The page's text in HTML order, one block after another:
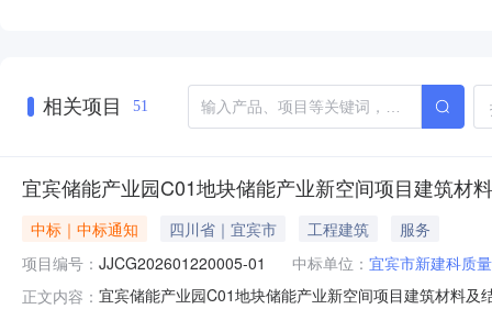
相关项目 51
宜宾储能产业园C01地块储能产业新空间项目建筑材
中标｜中标通知 四川省｜宜宾市 工程建筑
服务
项目编号： JJCG202601220005-01 中标单位： 宜宾市新建科质
正文内容： 宜宾储能产业园C01地块储能产业新空间项目建筑材料